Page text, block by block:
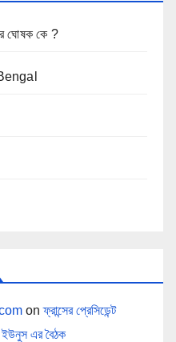
ঘোষক কে ?
onফ্রান্সের প্রেসিডেন্ট
ইউনুস এর বৈঠক